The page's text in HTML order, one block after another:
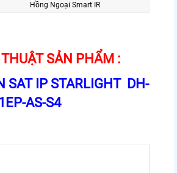
Hồng Ngoại Smart IR
SẢN PHẨM :
SAT IP STARLIGHT DH-
AS-S4